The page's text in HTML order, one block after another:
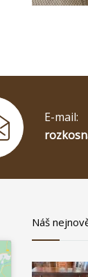
E-mail:
Náš